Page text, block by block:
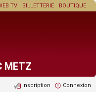
BOUTIQUE
BILLETTERIE
TV
METZ
Connexion
Inscription